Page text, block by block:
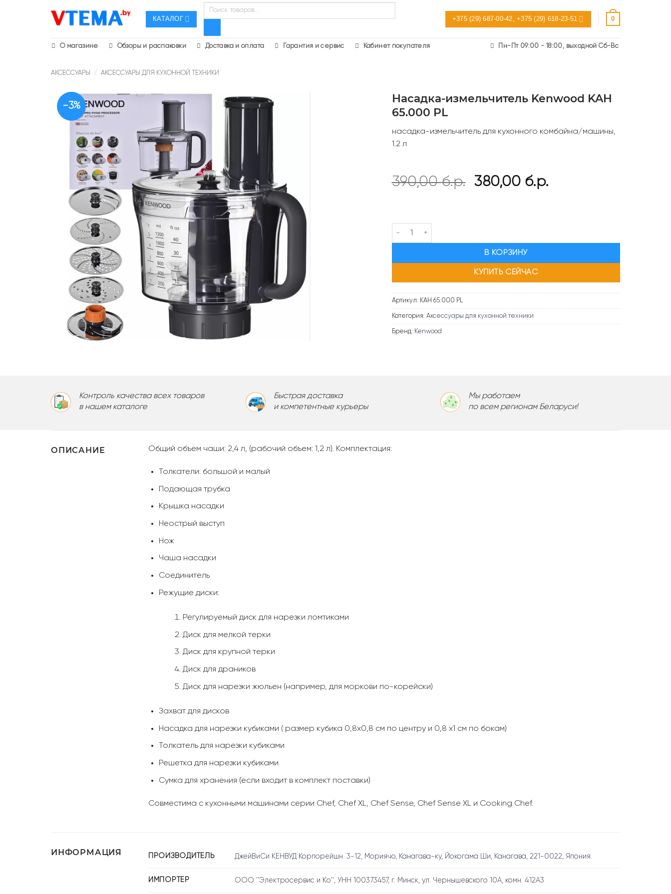
КАТАЛОГ
Поиск
+375 (29) 687-00-42, +375 (29) 618-23-51 0
О магазине Обзоры и распаковки Доставка и оплата Гарантия и сервис Кабинет покупателя Пн-Пт 09:00 - 18:00, выходной Сб-Вс
АКСЕССУАРЫ / АКСЕССУАРЫ ДЛЯ КУХОННОЙ ТЕХНИКИ
-3%
Насадка-измельчитель Kenwood KAH
65.000 PL
насадка-измельчитель для кухонного комбайна/машины,
1.2 л
390,00б.р. Первоначальная
380,00 б.р.
Количество товара Насадка-измельчитель Kenwood KAH 65.000 PL
В КОРЗИНУ
КУПИТЬ СЕЙЧАС
Артикул: KAH 65.000 PL
Категория: Аксессуары для кухонной техники
Бренд: Kenwood
Контроль качества всех товаров
в нашем каталоге
Быстрая доставка
и компетентные курьеры
Мы работаем
по всем регионам Беларуси!
ОПИСАНИЕ Общий объем чаши: 2,4 л, (рабочий объем: 1,2 л). Комплектация:
Толкатели: большой и малый
Подающая трубка
Крышка насадки
Неострый выступ
Нож
Чаша насадки
Соединитель
Режущие диски:
Регулируемый диск для нарезки ломтиками
Диск для мелкой терки
Диск для крупной терки
Диск для драников
Диск для нарезки жюльен (например, для моркови по-корейски)
Захват для дисков
Насадка для нарезки кубиками ( размер кубика 0,8х0,8 см по центру и 0,8 х1 см по бокам)
Толкатель для нарезки кубиками
Решетка для нарезки кубиками
Сумка для хранения (если входит в комплект поставки)
Совместима с кухонными машинами серии Chef, Chef XL, Chef Sense, Chef Sense XL и Cooking Chef.
ИНФОРМАЦИЯ ПРОИЗВОДИТЕЛЬ ДжейВиСи КЕНВУД Корпорейшн. 3-12, Мориячо, Канагава-ку, Йокогама Ши, Канагава, 221-0022, Япония.
ИМПОРТЕР ООО ''Электросервис и Кo'', УНН 100373457, г. Минск, ул. Чернышевского 10А, комн. 412А3